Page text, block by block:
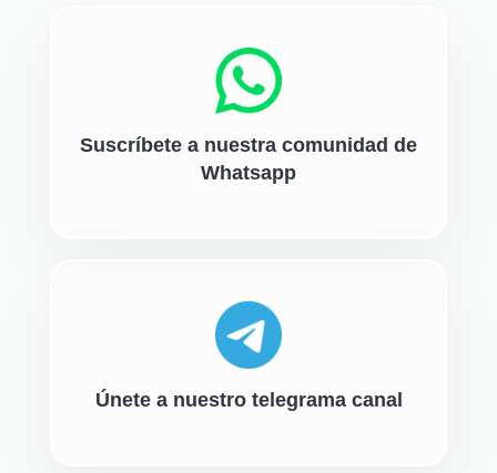
Suscríbete a nuestra comunidad de
Whatsapp
Únete a nuestro telegrama canal